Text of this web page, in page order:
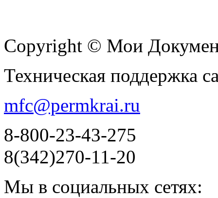
Copyright © Мои
Техническая поддержка
mfc@permkrai.ru
8-800-23-43-275
8(342)270-11-20
Мы в социальных сетях: